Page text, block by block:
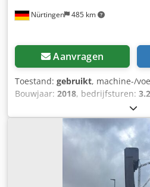
Nürtingen 485 km
Aanvragen
Toestand: gebruikt, machine-/
Bouwjaar: 2018, bedrijfsturen:
6.200 mm
ladingzwaartepunt:600 mm,
triplex , bouwhoogte:
batterijspanning:
, vorklengte:
180/60-10,
,
Cjdpfx Aozfdz Tscaoha